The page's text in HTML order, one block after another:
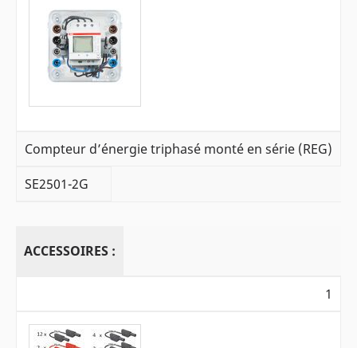
Compteur d’énergie triphasé monté en série (REG)
SE2501-2G
ACCESSOIRES :
1